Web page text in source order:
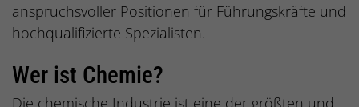
anspruchsvoller Positionen für Führungskräfte und
hochqualifizierte Spezialisten.
Wer ist Chemie?
Die chemische Industrie ist eine der größten und